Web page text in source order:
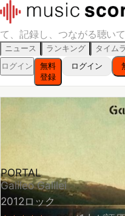
て、記録し、つながる聴い
ニュース ランキング タイム
ログイン
無料
登録
ログイン
Galileo Galilei
2012ロック
★
★★
★ ★
★★
★★
★5.00（1人が評価